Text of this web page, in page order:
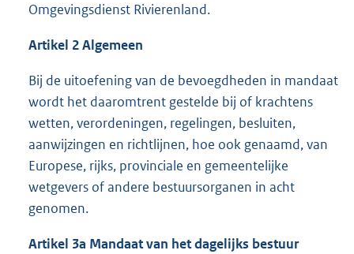
Omgevingsdienst Rivierenland.
Artikel 2 Algemeen
Bij de uitoefening van de bevoegdheden in mandaat
wordt het daaromtrent gestelde bij of krachtens
wetten, verordeningen, regelingen, besluiten,
aanwijzingen en richtlijnen, hoe ook genaamd, van
Europese, rijks, provinciale en gemeentelijke
wetgevers of andere bestuursorganen in acht
genomen.
Artikel 3a Mandaat van het dagelijks bestuur